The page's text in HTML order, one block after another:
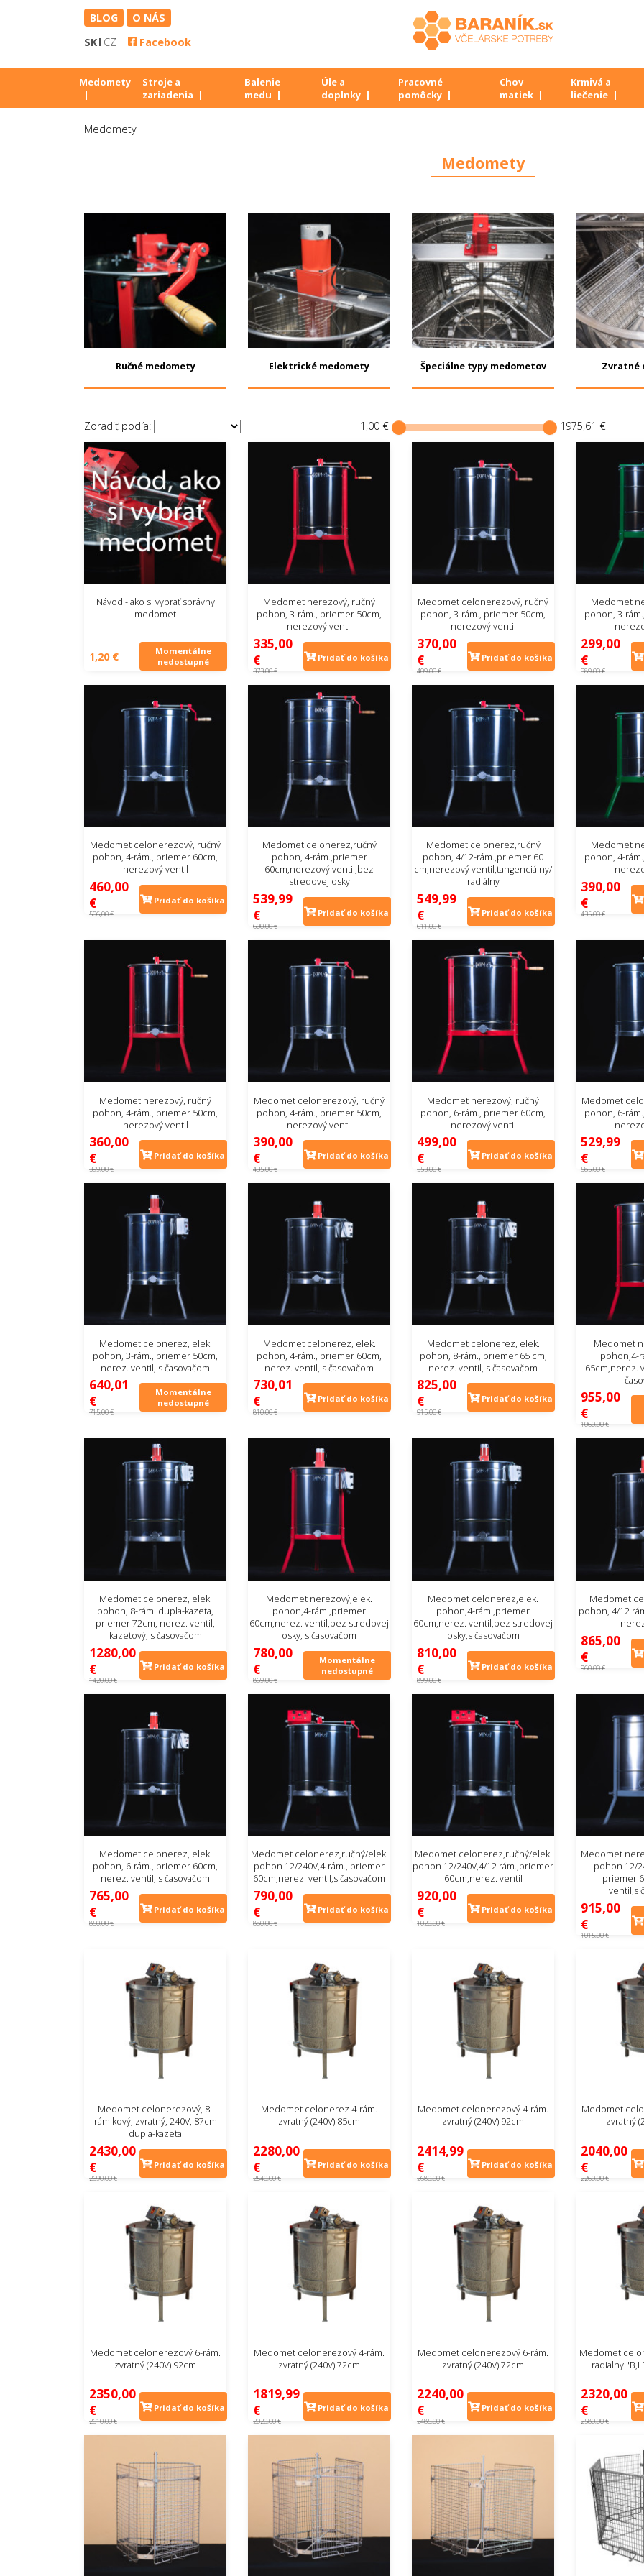
BLOG
O NÁS
SK CZ Facebook
Medomety
Stroje a
zariadenia
Balenie
medu
Úle a
doplnky
Pracovné
pomôcky
Chov
matiek
Krmivá a
liečenie
Medomety
Medomety
Ručné medomety Elektrické medomety Špeciálne typy medometov Zvratné
Zoradiť podľa: 1,00 € 1975,61 €
Návod - ako si vybrať správny
medomet
1,20 €
Momentálne
nedostupné
Medomet nerezový, ručný
pohon, 3-rám., priemer 50cm,
nerezový ventil
335,00
€
373,00 €
Pridať do košíka
Medomet celonerezový, ručný
pohon, 3-rám., priemer 50cm,
nerezový ventil
370,00
€
409,00 €
Pridať do košíka
Medomet
pohon, 3-
299,00
€
389,00 €
Medomet celonerezový, ručný
pohon, 4-rám., priemer 60cm,
nerezový ventil
460,00
€
506,00 €
Pridať do košíka
Medomet celonerez,ručný
pohon, 4-rám.,priemer
60cm,nerezový ventil,bez
stredovej osky
539,99
€
600,00 €
Pridať do košíka
Medomet celonerez,ručný
pohon, 4/12-rám.,priemer 60
cm,nerezový ventil,tangenciálny/
radiálny
549,99
€
611,00 €
Pridať do košíka
Medomet
pohon, 4-
390,00
€
435,00 €
Medomet nerezový, ručný
pohon, 4-rám., priemer 50cm,
nerezový ventil
360,00
€
399,00 €
Pridať do košíka
Medomet celonerezový, ručný
pohon, 4-rám., priemer 50cm,
nerezový ventil
390,00
€
435,00 €
Pridať do košíka
Medomet nerezový, ručný
pohon, 6-rám., priemer 60cm,
nerezový ventil
499,00
€
553,00 €
Pridať do košíka
Medomet
pohon, 6-
529,99
€
585,00 €
Medomet celonerez, elek.
pohon, 3-rám., priemer 50cm,
nerez. ventil, s časovačom
640,01
€
715,00 €
Momentálne
nedostupné
Medomet celonerez, elek.
pohon, 4-rám., priemer 60cm,
nerez. ventil, s časovačom
730,01
€
810,00 €
Pridať do košíka
Medomet celonerez, elek.
pohon, 8-rám., priemer 65 cm,
nerez. ventil, s časovačom
825,00
€
915,00 €
Pridať do košíka
Medomet
pohon,4-
65cm,nerez.
955,00
€
1060,00 €
Medomet celonerez, elek.
pohon, 8-rám. dupla-kazeta,
priemer 72cm, nerez. ventil,
kazetový, s časovačom
1280,00
€
1420,00 €
Pridať do košíka
Medomet nerezový,elek.
pohon,4-rám.,priemer
60cm,nerez. ventil,bez stredovej
osky, s časovačom
780,00
€
869,00 €
Momentálne
nedostupné
Medomet celonerez,elek.
pohon,4-rám.,priemer
60cm,nerez. ventil,bez stredovej
osky,s časovačom
810,00
€
899,00 €
Pridať do košíka
Medomet
pohon, 4/12
865,00
€
960,00 €
Medomet celonerez, elek.
pohon, 6-rám., priemer 60cm,
nerez. ventil, s časovačom
765,00
€
850,00 €
Pridať do košíka
Medomet celonerez,ručný/elek.
pohon 12/240V,4-rám., priemer
60cm,nerez. ventil,s časovačom
790,00
€
880,00 €
Pridať do košíka
Medomet celonerez,ručný/elek.
pohon 12/240V,4/12 rám.,priemer
60cm,nerez. ventil
920,00
€
1020,00 €
Pridať do košíka
Medomet
pohon 12/
priemer
ventil,s
915,00
€
1015,00 €
Medomet celonerezový, 8-
rámikový, zvratný, 240V, 87cm
dupla-kazeta
2430,00
€
2690,00 €
Pridať do košíka
Medomet celonerez 4-rám.
zvratný (240V) 85cm
2280,00
€
2540,00 €
Pridať do košíka
Medomet celonerezový 4-rám.
zvratný (240V) 92cm
2414,99
€
2680,00 €
Pridať do košíka
Medomet
zvratný
2040,00
€
2260,00 €
Medomet celonerezový 6-rám.
zvratný (240V) 92cm
2350,00
€
2610,00 €
Pridať do košíka
Medomet celonerezový 4-rám.
zvratný (240V) 72cm
1819,99
€
2020,00 €
Pridať do košíka
Medomet celonerezový 6-rám.
zvratný (240V) 72cm
2240,00
€
2485,00 €
Pridať do košíka
Medomet
radialny
2320,00
€
2580,00 €